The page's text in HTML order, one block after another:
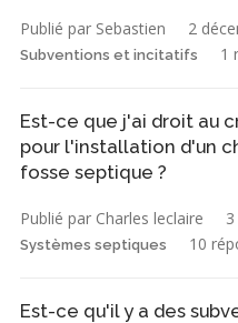
Publié par Sebastien 2
Subventions et incitatifs 1
Est-ce que j'ai droit au
pour l'installation d'un
fosse septique ?
Publié par Charles leclaire
Systèmes septiques 10
Est-ce qu'il y a des